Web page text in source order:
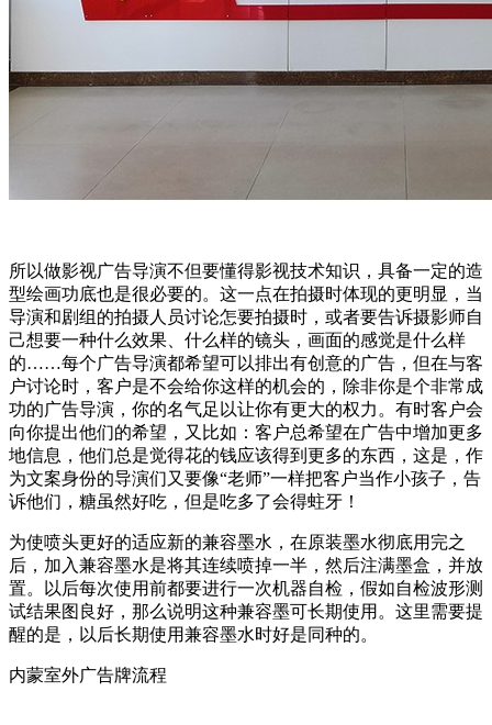
所以做影视广告导演不但要懂得影视技术知识，具备一定的造
型绘画功底也是很必要的。这一点在拍摄时体现的更明显，当
导演和剧组的拍摄人员讨论怎要拍摄时，或者要告诉摄影师自
己想要一种什么效果、什么样的镜头，画面的感觉是什么样
的……每个广告导演都希望可以排出有创意的广告，但在与客
户讨论时，客户是不会给你这样的机会的，除非你是个非常成
功的广告导演，你的名气足以让你有更大的权力。有时客户会
向你提出他们的希望，又比如：客户总希望在广告中增加更多
地信息，他们总是觉得花的钱应该得到更多的东西，这是，作
为文案身份的导演们又要像“老师”一样把客户当作小孩子，告
诉他们，糖虽然好吃，但是吃多了会得蛀牙！
为使喷头更好的适应新的兼容墨水，在原装墨水彻底用完之
后，加入兼容墨水是将其连续喷掉一半，然后注满墨盒，并放
置。以后每次使用前都要进行一次机器自检，假如自检波形测
试结果图良好，那么说明这种兼容墨可长期使用。这里需要提
醒的是，以后长期使用兼容墨水时好是同种的。
内蒙室外广告牌流程